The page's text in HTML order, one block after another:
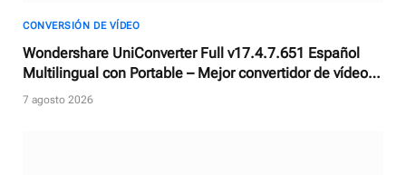
CONVERSIÓN DE VÍDEO
Wondershare UniConverter Full v17.4.7.651 Español
Multilingual con Portable – Mejor convertidor de vídeos
con AI
7 agosto 2026